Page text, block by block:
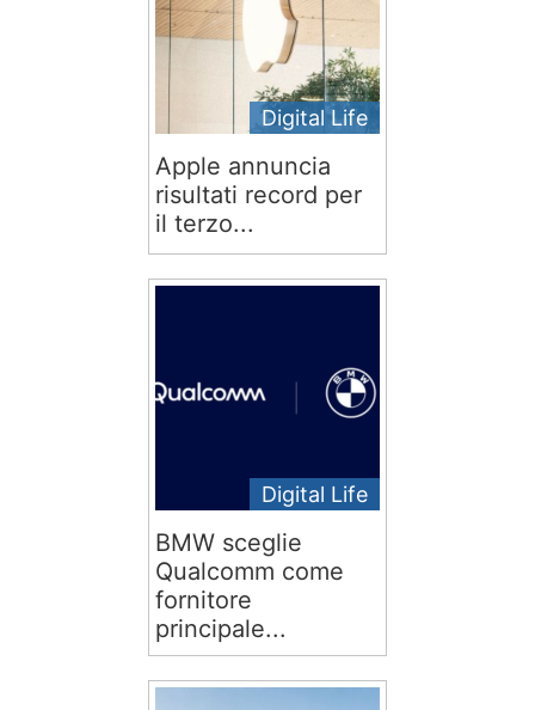
Digital Life
Apple annuncia
risultati record per
il terzo...
Digital Life
BMW sceglie
Qualcomm come
fornitore
principale...